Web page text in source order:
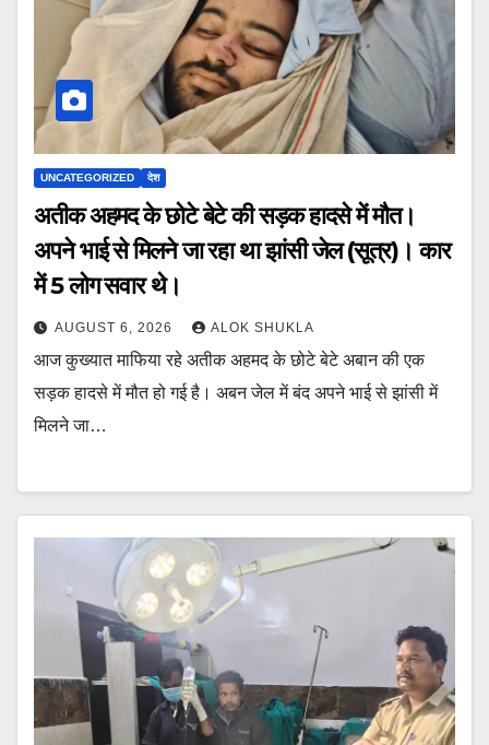
UNCATEGORIZED देश
अतीक अहमद के छोटे बेटे की सड़क हादसे में मौत।
अपने भाई से मिलने जा रहा था झांसी जेल (सूत्र)। कार
में 5 लोग सवार थे।
AUGUST 6, 2026 ALOK SHUKLA
आज कुख्यात माफिया रहे अतीक अहमद के छोटे बेटे अबान की एक
सड़क हादसे में मौत हो गई है। अबन जेल में बंद अपने भाई से झांसी में
मिलने जा…